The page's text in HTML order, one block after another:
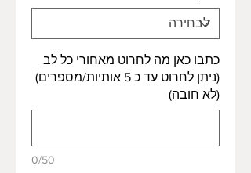
כתבו כאן מה לחרוט מאחורי כל לב
(ניתן לחרוט עד כ 5 אותיות/מספרים)
(לא חובה)
0/50